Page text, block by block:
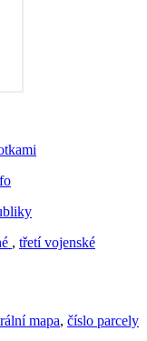
, třetí vojenské
mapa, číslo parcely